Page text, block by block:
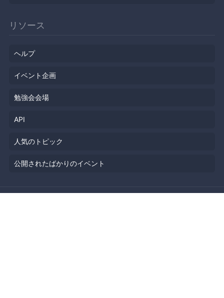
リソース
ヘルプ
イベント企画
勉強会会場
API
人気のトピック
公開されたばかりのイベント